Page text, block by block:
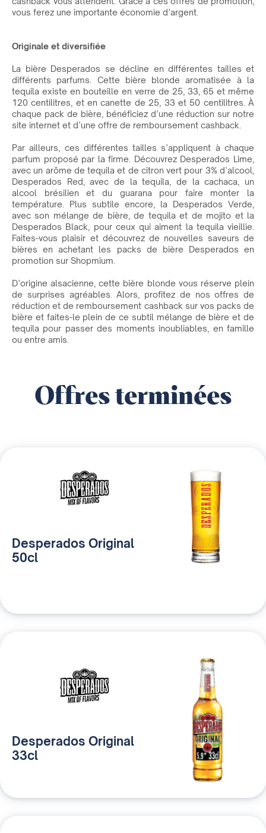
vous ferez une importante économie d’argent.
Originale et diversifiée
La bière Desperados se décline en différentes tailles et
différents parfums. Cette bière blonde aromatisée à la
tequila existe en bouteille en verre de 25, 33, 65 et même
120 centilitres, et en canette de 25, 33 et 50 centilitres. À
chaque pack de bière, bénéficiez d’une réduction sur notre
site internet et d’une offre de remboursement cashback.
Par ailleurs, ces différentes tailles s’appliquent à chaque
parfum proposé par la firme. Découvrez Desperados Lime,
avec un arôme de tequila et de citron vert pour 3% d’alcool,
Desperados Red, avec de la tequila, de la cachaca, un
alcool brésilien et du guarana pour faire monter la
température. Plus subtile encore, la Desperados Verde,
avec son mélange de bière, de tequila et de mojito et la
Desperados Black, pour ceux qui aiment la tequila vieillie.
Faites-vous plaisir et découvrez de nouvelles saveurs de
bières en achetant les packs de bière Desperados en
promotion sur Shopmium.
D’origine alsacienne, cette bière blonde vous réserve plein
de surprises agréables. Alors, profitez de nos offres de
réduction et de remboursement cashback sur vos packs de
bière et faites-le plein de ce subtil mélange de bière et de
tequila pour passer des moments inoubliables, en famille
ou entre amis.
Offres terminées
Desperados Original
50cl
Desperados Original
33cl